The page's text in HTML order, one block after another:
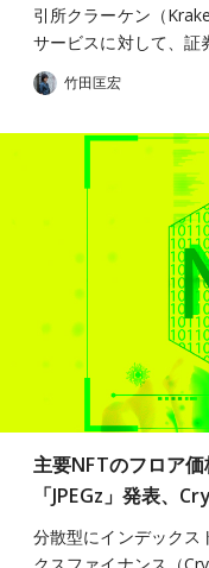
引所クラーケン（
サービスに対して、
竹田匡宏
主要NFTのフロア
「JPEGz」発表、
分散型にインデックス